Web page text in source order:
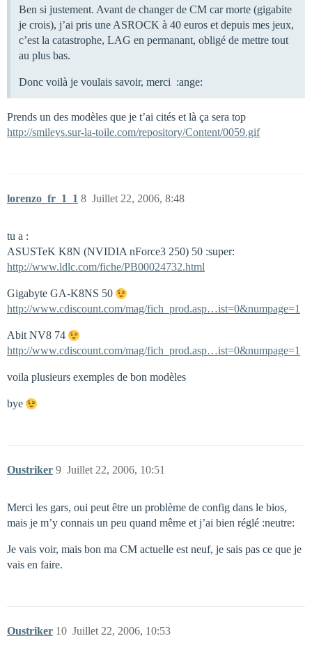
Ben si justement. Avant de changer de CM car morte (gigabite
je crois), j’ai pris une ASROCK à 40 euros et depuis mes jeux,
c’est la catastrophe, LAG en permanant, obligé de mettre tout
au plus bas.
Donc voilà je voulais savoir, merci :ange:
Prends un des modèles que je t’ai cités et là ça sera top
http://smileys.sur-la-toile.com/repository/Content/0059.gif
lorenzo_fr_1_1 Juillet 22, 2006, 8:48
8
tu a :
ASUSTeK K8N (NVIDIA nForce3 250) 50 :super:
http://www.ldlc.com/fiche/PB00024732.html
Gigabyte GA-K8NS 50
http://www.cdiscount.com/mag/fich_prod.asp…ist=0&numpage=1
Abit NV8 74
http://www.cdiscount.com/mag/fich_prod.asp…ist=0&numpage=1
voila plusieurs exemples de bon modèles
bye
Oustriker Juillet 22, 2006, 10:51
9
Merci les gars, oui peut être un problème de config dans le bios,
mais je m’y connais un peu quand même et j’ai bien réglé :neutre:
Je vais voir, mais bon ma CM actuelle est neuf, je sais pas ce que je
vais en faire.
Oustriker Juillet 22, 2006, 10:53
10